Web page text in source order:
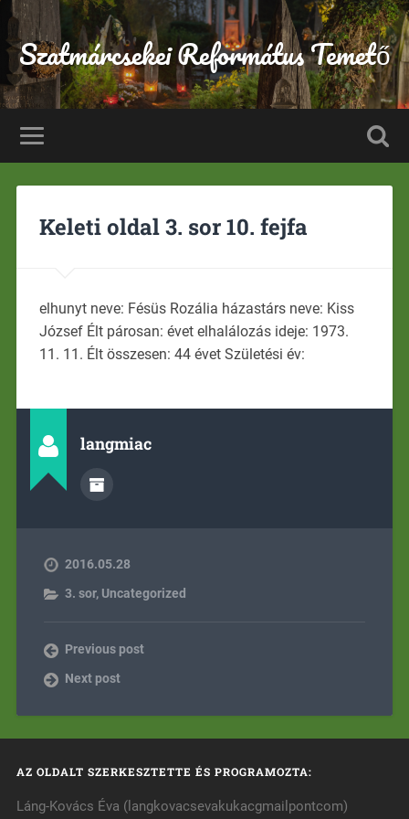
Szatmárcsekei Református Temető
Keleti oldal 3. sor 10. fejfa
elhunyt neve: Fésüs Rozália házastárs neve: Kiss
József Élt párosan: évet elhalálozás ideje: 1973.
11. 11. Élt összesen: 44 évet Születési év:
langmiac
2016.05.28
3. sor, Uncategorized
Previous post
Next post
AZ OLDALT SZERKESZTETTE ÉS PROGRAMOZTA:
Láng-Kovács Éva (langkovacsevakukacgmailpontcom)